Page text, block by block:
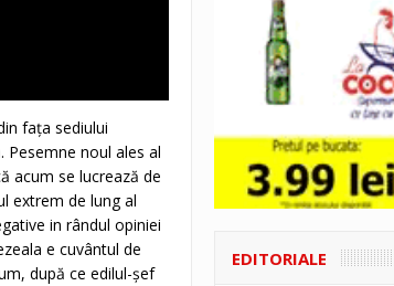
fața sediului
Pesemne noul ales al
acum se lucrează de
extrem de lung al
in rândul opiniei
e cuvântul de
după ce edilul-șef
EDITORIALE